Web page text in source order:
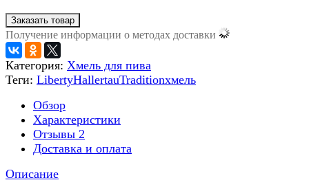
Заказать товар
Получение информации о методах доставки
Категория: Хмель для пива
Теги: LibertyHallertauTraditionхмель
Обзор
Характеристики
Отзывы 2
Доставка и оплата
Описание